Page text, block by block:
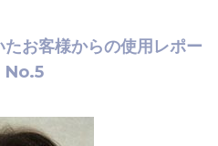
お客様からの使用レポー
No.5